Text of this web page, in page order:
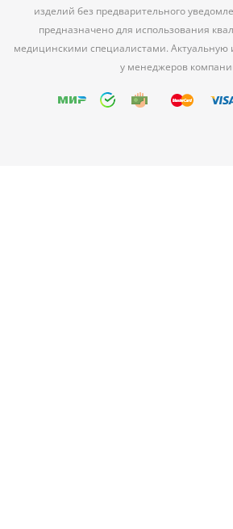
изделий без предварительного
предназначено для использования
медицинскими специалистами.
у менеджеров